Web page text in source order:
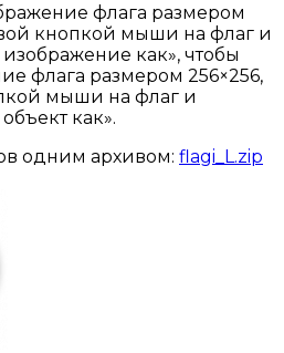
флага размером
кнопкой мыши на флаг и
как», чтобы
флага размером 256×256,
мыши на флаг и
как».
одним архивом: flagi_L.zip